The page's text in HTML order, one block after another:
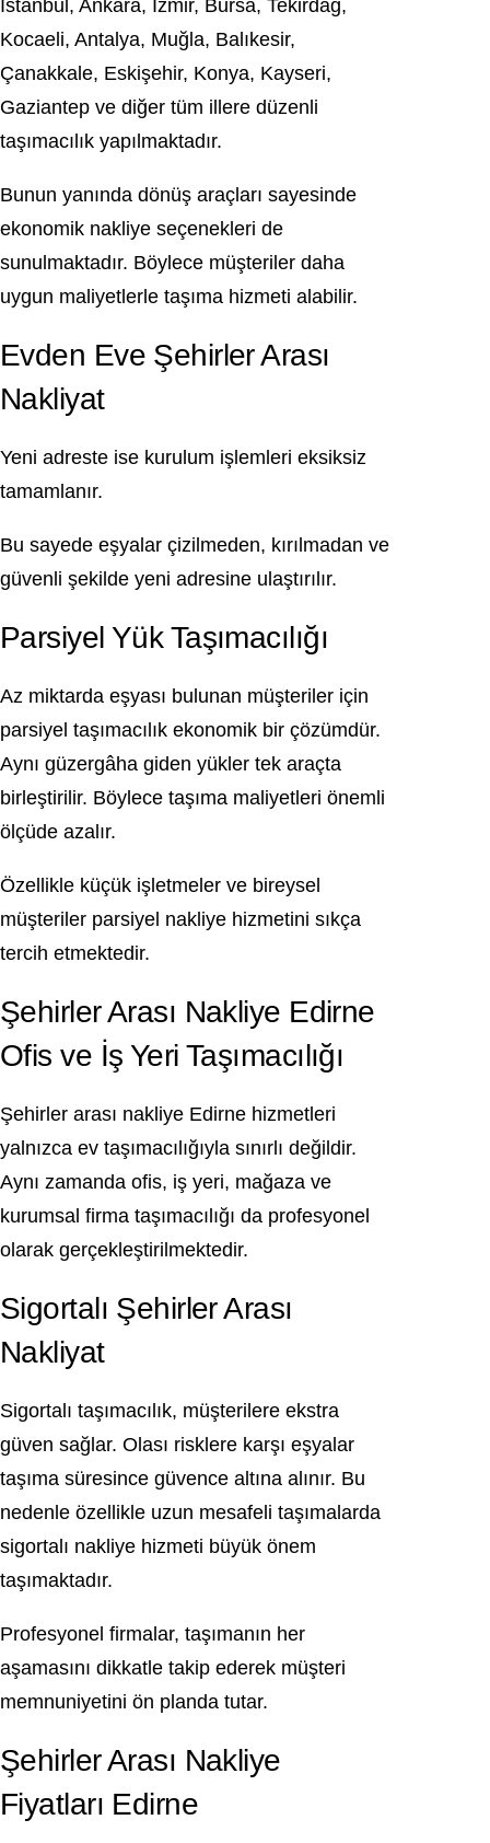
İstanbul, Ankara, İzmir, Bursa, Tekirdağ,
Kocaeli, Antalya, Muğla, Balıkesir,
Çanakkale, Eskişehir, Konya, Kayseri,
Gaziantep ve diğer tüm illere düzenli
taşımacılık yapılmaktadır.
Bunun yanında dönüş araçları sayesinde
ekonomik nakliye seçenekleri de
sunulmaktadır. Böylece müşteriler daha
uygun maliyetlerle taşıma hizmeti alabilir.
Evden Eve Şehirler Arası
Nakliyat
Yeni adreste ise kurulum işlemleri eksiksiz
tamamlanır.
Bu sayede eşyalar çizilmeden, kırılmadan ve
güvenli şekilde yeni adresine ulaştırılır.
Parsiyel Yük Taşımacılığı
Az miktarda eşyası bulunan müşteriler için
parsiyel taşımacılık ekonomik bir çözümdür.
Aynı güzergâha giden yükler tek araçta
birleştirilir. Böylece taşıma maliyetleri önemli
ölçüde azalır.
Özellikle küçük işletmeler ve bireysel
müşteriler parsiyel nakliye hizmetini sıkça
tercih etmektedir.
Şehirler Arası Nakliye Edirne
Ofis ve İş Yeri Taşımacılığı
Şehirler arası nakliye Edirne hizmetleri
yalnızca ev taşımacılığıyla sınırlı değildir.
Aynı zamanda ofis, iş yeri, mağaza ve
kurumsal firma taşımacılığı da profesyonel
olarak gerçekleştirilmektedir.
Sigortalı Şehirler Arası
Nakliyat
Sigortalı taşımacılık, müşterilere ekstra
güven sağlar. Olası risklere karşı eşyalar
taşıma süresince güvence altına alınır. Bu
nedenle özellikle uzun mesafeli taşımalarda
sigortalı nakliye hizmeti büyük önem
taşımaktadır.
Profesyonel firmalar, taşımanın her
aşamasını dikkatle takip ederek müşteri
memnuniyetini ön planda tutar.
Şehirler Arası Nakliye
Fiyatları Edirne